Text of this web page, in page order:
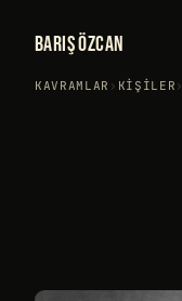
BARIŞ ÖZCAN
KAVRAMLAR › KIŞILER ›